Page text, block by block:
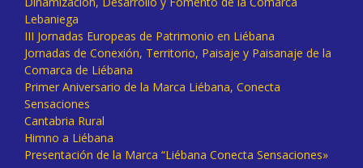
Lebaniega
III Jornadas Europeas de Patrimonio en Liébana
Jornadas de Conexión, Territorio, Paisaje y Paisanaje de la
Comarca de Liébana
Primer Aniversario de la Marca Liébana, Conecta
Sensaciones
Cantabria Rural
Himno a Liébana
Presentación de la Marca “Liébana Conecta Sensaciones»